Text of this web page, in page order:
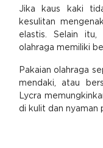
Jika kaus kaki
kesulitan
elastis. Selain itu,
olahraga memiliki
Pakaian olahraga
mendaki, atau
Lycra
di kulit dan nyaman